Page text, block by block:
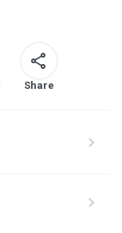
Share